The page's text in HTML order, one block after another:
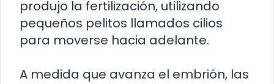
produjo la fertilización, utilizando
pequeños pelitos llamados cilios
para moverse hacia adelante.
A medida que avanza el embrión, las